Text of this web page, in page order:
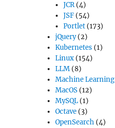
JCR(4)
JSF (54)
Portlet (173)
jQuery(2)
Kubernetes (1)
Linux (154)
LLM (8)
Machine Learning
MacOS (12)
MySQL (1)
Octave (3)
OpenSearch (4)